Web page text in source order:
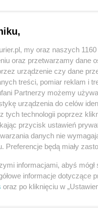
na kampanię. Tu
Agatowskiej był
(po wygraniu
tego typu funkcji
to jest to jeden
Wspólne Wyspy
©℗
REKLAMA
my oraz naszych
oraz przetwarzamy dane
urządzenie czy dane
treści, pomiar reklam i
Partnerzy możemy
urządzenia do celów
tych technologii poprzez
przycisk ustawień
danych nie
Preferencje będą miały
informacjami, abyś
informacje dotyczące
oraz po kliknięciu w